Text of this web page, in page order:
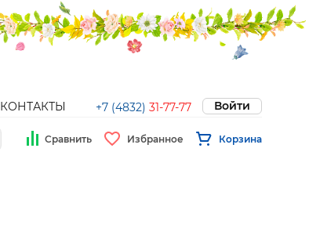
КОНТАКТЫ +7 (4832) 31-77-77 Войти
Сравнить Избранное Корзина